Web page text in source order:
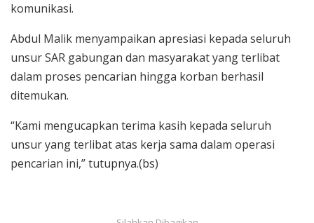
komunikasi.
Abdul Malik menyampaikan apresiasi kepada seluruh
unsur SAR gabungan dan masyarakat yang terlibat
dalam proses pencarian hingga korban berhasil
ditemukan.
“Kami mengucapkan terima kasih kepada seluruh
unsur yang terlibat atas kerja sama dalam operasi
pencarian ini,” tutupnya.(bs)